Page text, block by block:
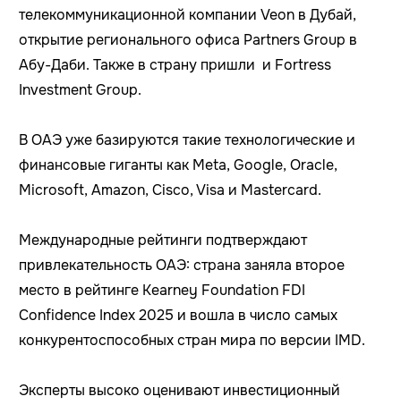
телекоммуникационной компании Veon в Дубай,
открытие регионального офиса Partners Group в
Абу-Даби. Также в страну пришли и Fortress
Investment Group.
В ОАЭ уже базируются такие технологические и
финансовые гиганты как Meta, Google, Oracle,
Microsoft, Amazon, Cisco, Visa и Mastercard.
Международные рейтинги подтверждают
привлекательность ОАЭ: страна заняла второе
место в рейтинге Kearney Foundation FDI
Confidence Index 2025 и вошла в число самых
конкурентоспособных стран мира по версии IMD.
Эксперты высоко оценивают инвестиционный